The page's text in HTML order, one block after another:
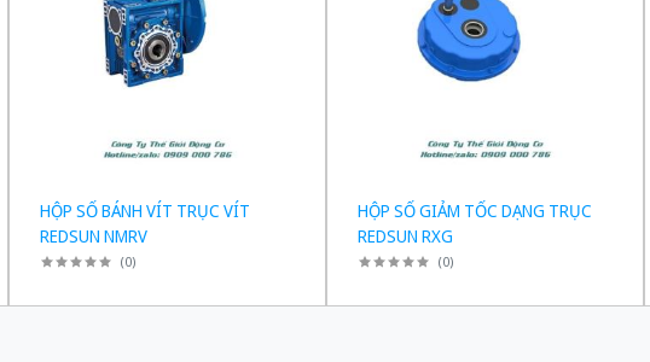
HỘP SỐ BÁNH VÍT TRỤC VÍT
REDSUN NMRV
(0)
HỘP SỐ GIẢM TỐC DẠNG TRỤC
REDSUN RXG
(0)